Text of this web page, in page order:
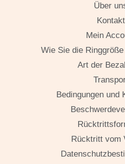
Über
Kontakt
Mein
Wie Sie die
Art der
Bedingungen und
Rücktritt vom